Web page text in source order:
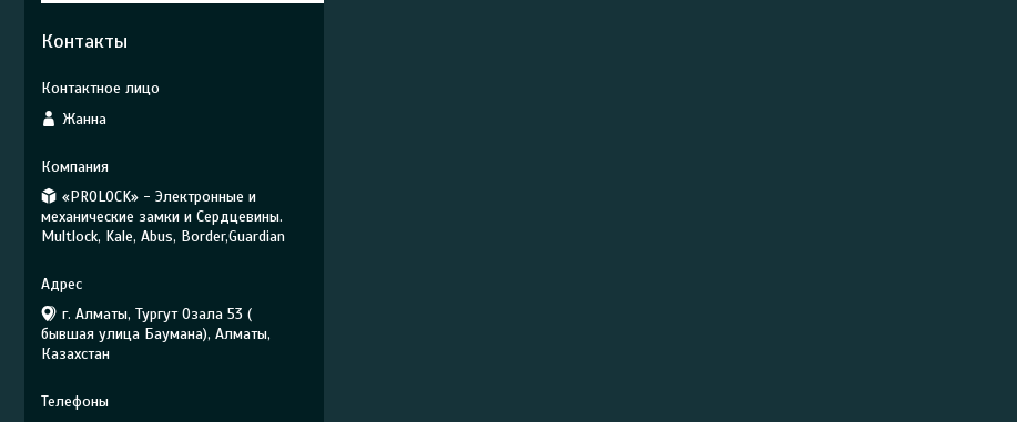
Контакты
Жанна
«PROLOCK» - Электронные и
механические замки и Сердцевины.
Multlock, Kale, Abus, Border,Guardian
г. Алматы, Тургут Озала 53 (
бывшая улица Баумана), Алматы,
Казахстан